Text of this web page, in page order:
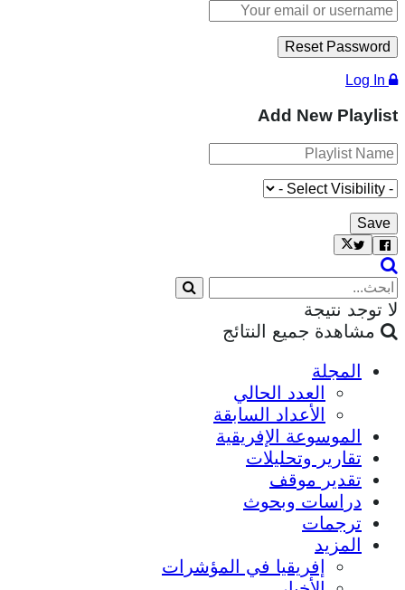
Add New Playlist
لا توجد نتيجة
مشاهدة جميع النتائج
المجلة
العدد الحالي
الأعداد السابقة
الموسوعة الإفريقية
تقارير وتحليلات
تقدير موقف
دراسات وبحوث
ترجمات
المزيد
إفريقيا في المؤشرات